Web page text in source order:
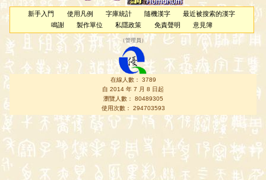
新手入門 使用凡例 字庫統計 隨機漢字
最近被搜索的漢字
鳴謝
製作單位 私隱政策 免責聲明 意見簿
（管理員 ）
在線人數： 3789
自 2014 年 7 月 8 日起
瀏覽人數： 80489305
使用次數： 294703593